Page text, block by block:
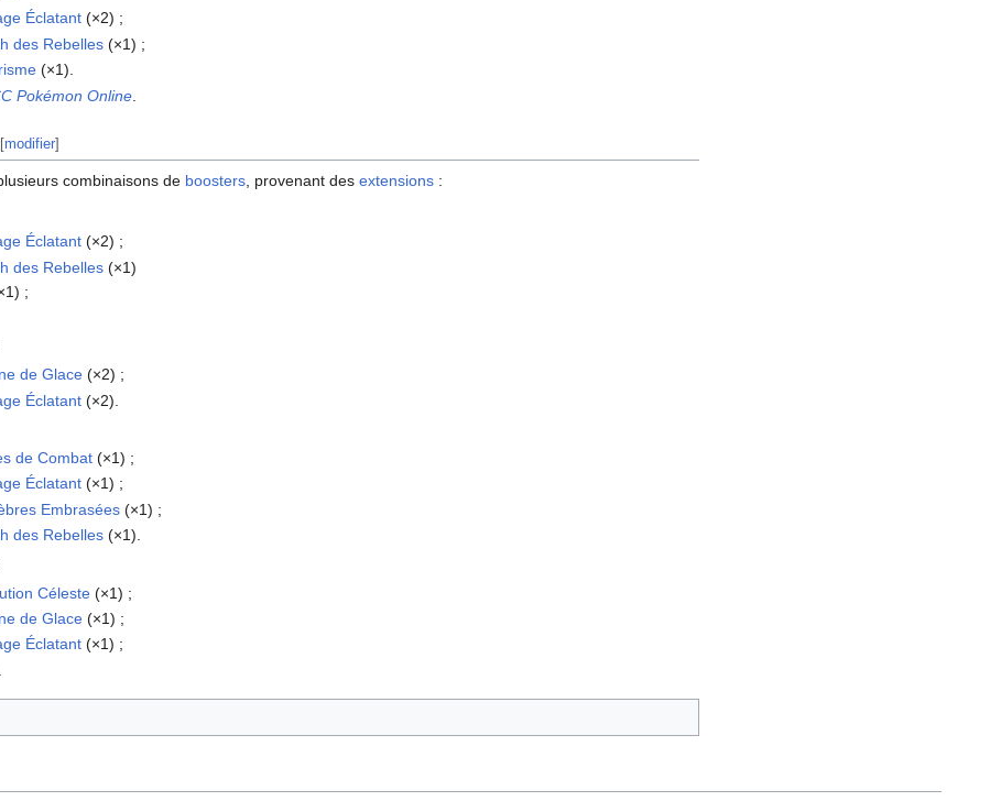
Éclatant(×2) ;
des Rebelles(×1) ;
(×1).
Pokémon Online
[modifier]
combinaisons de boosters , provenant des extensions :
Éclatant(×2) ;
des Rebelles(×1)
;
de Glace(×2) ;
Éclatant(×2).
de Combat(×1) ;
Éclatant(×1) ;
Embrasées(×1) ;
des Rebelles(×1).
Céleste(×1) ;
de Glace(×1) ;
Éclatant(×1) ;